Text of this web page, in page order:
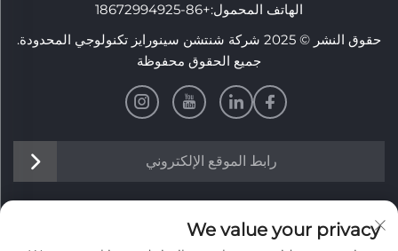
الهاتف المحمول:+86-18672994925
حقوق النشر © 2025 شركة شنتشن سينورايز تكنولوجي المحدودة.
جميع الحقوق محفوظة
رابط الموقع الإلكتروني
معلومات
We value your privacy